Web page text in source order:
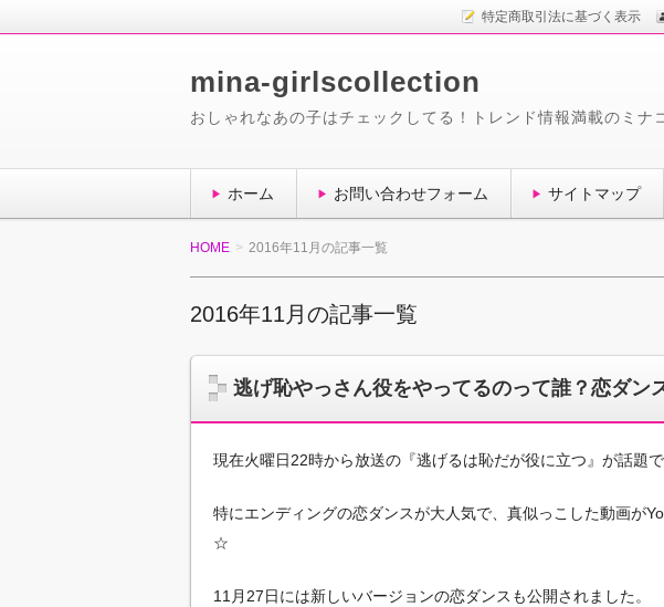
特定商取引法に基づく表示
mina-girlscollection
おしゃれなあの子はチェックしてる！トレンド情報満載のミナ
ホーム お問い合わせフォーム サイトマップ
HOME 2016年11月の記事一覧
2016年11月の記事一覧
逃げ恥やっさん役をやってるのって誰？恋ダン
現在火曜日22時から放送の『逃げるは恥だが役に立つ』が話題で
特にエンディングの恋ダンスが大人気で、真似っこした動画が
☆
11月27日には新しいバージョンの恋ダンスも公開されました。